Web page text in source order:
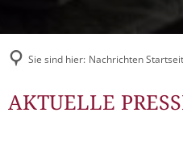
Schlitzer
Sie sind hier: Nachrichten
Nachrichten
AKTUELLE